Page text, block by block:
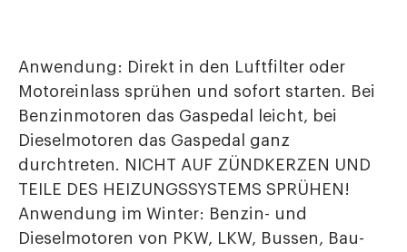
Anwendung: Direkt in den Luftfilter oder
Motoreinlass sprühen und sofort starten. Bei
Benzinmotoren das Gaspedal leicht, bei
Dieselmotoren das Gaspedal ganz
durchtreten. NICHT AUF ZÜNDKERZEN UND
TEILE DES HEIZUNGSSYSTEMS SPRÜHEN!
Anwendung im Winter: Benzin- und
Dieselmotoren von PKW, LKW, Bussen, Bau-